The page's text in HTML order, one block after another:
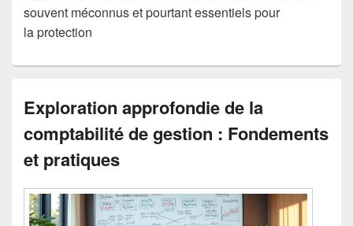
souvent méconnus et pourtant essentiels pour
la protection
Exploration approfondie de la
comptabilité de gestion : Fondements
et pratiques